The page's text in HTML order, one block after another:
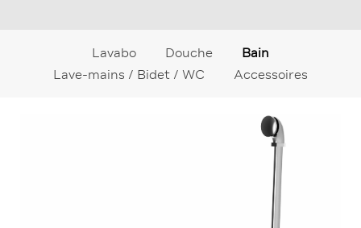
Lavabo Douche
Bain
Lave-mains / Bidet / WC
Accessoires